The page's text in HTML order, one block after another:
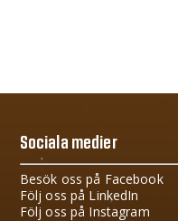
Sociala medier
Besök oss på Facebook
Följ oss på LinkedIn
Följ oss på Instagram